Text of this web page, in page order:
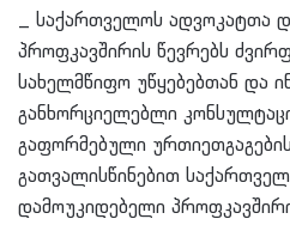
_ საქართველოს ადვოკატთა
პროფკავშირის წევრებს
სახელმწიფო უწყებებთან და
განხორციელებლი
გაფორმებული
გათვალისწინებით
დამოუკიდებელი